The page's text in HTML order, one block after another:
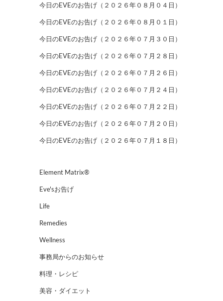
今日のEVEのお告げ（２０２６年０８月０４日）
今日のEVEのお告げ（２０２６年０８月０１日）
今日のEVEのお告げ（２０２６年０７月３０日）
今日のEVEのお告げ（２０２６年０７月２８日）
今日のEVEのお告げ（２０２６年０７月２６日）
今日のEVEのお告げ（２０２６年０７月２４日）
今日のEVEのお告げ（２０２６年０７月２２日）
今日のEVEのお告げ（２０２６年０７月２０日）
今日のEVEのお告げ（２０２６年０７月１８日）
Element Matrix®
Eve'sお告げ
Life
Remedies
Wellness
事務局からのお知らせ
料理・レシピ
美容・ダイエット